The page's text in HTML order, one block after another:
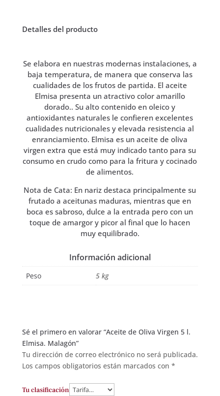
Detalles del producto
Se elabora en nuestras modernas instalaciones, a
baja temperatura, de manera que conserva las
cualidades de los frutos de partida. El aceite
Elmisa presenta un atractivo color amarillo
dorado.. Su alto contenido en oleico y
antioxidantes naturales le confieren excelentes
cualidades nutricionales y elevada resistencia al
enranciamiento. Elmisa es un aceite de oliva
virgen extra que está muy indicado tanto para su
consumo en crudo como para la fritura y cocinado
de alimentos.
Nota de Cata: En nariz destaca principalmente su
frutado a aceitunas maduras, mientras que en
boca es sabroso, dulce a la entrada pero con un
toque de amargor y picor al final que lo hacen
muy equilibrado.
Información adicional
Peso 5 kg
Sé el primero en valorar “Aceite de Oliva Virgen 5 l.
Elmisa. Malagón”
Tu dirección de correo electrónico no será publicada.
Los campos obligatorios están marcados con *
Tu clasificación